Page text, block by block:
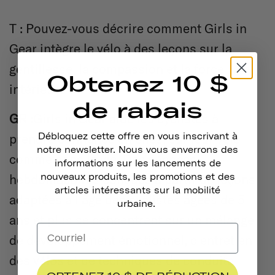
T : Pouvez-vous décrire comment Girls in
Gear intègre le vélo à des leçons sur la
gentillesse, la compassion et la force
intérieure ?
GR :
Girls in Gear aide les cyclistes à
prendre confiance en elles, sur leur vélo
comme dans la vie. Des séances
hebdomadaires conçues à partir de leçons
adaptées à l'âge des cyclistes âgées de 5
ans et plus se concentrent sur un mélange
de développement émotionnel, d'entretien
des vélos et de techniques de conduite
Obtenez 10 $
de rabais
Débloquez cette offre en vous inscrivant à
notre newsletter. Nous vous enverrons des
informations sur les lancements de
nouveaux produits, les promotions et des
articles intéressants sur la mobilité
urbaine.